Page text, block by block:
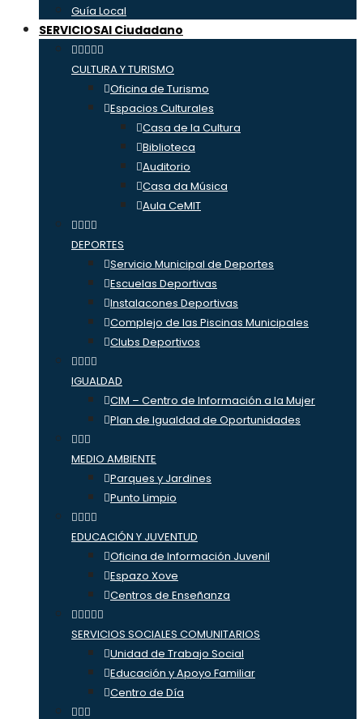
Guía Local
SERVICIOSAl Ciudadano
CULTURA Y TURISMO
Oficina de Turismo
Espacios Culturales
Casa de la Cultura
Biblioteca
Auditorio
Casa da Música
Aula CeMIT
DEPORTES
Servicio Municipal de Deportes
Escuelas Deportivas
Instalacones Deportivas
Complejo de las Piscinas Municipales
Clubs Deportivos
IGUALDAD
CIM – Centro de Información a la Mujer
Plan de Igualdad de Oportunidades
MEDIO AMBIENTE
Parques y Jardines
Punto Limpio
EDUCACIÓN Y JUVENTUD
Oficina de Información Juvenil
Espazo Xove
Centros de Enseñanza
SERVICIOS SOCIALES COMUNITARIOS
Unidad de Trabajo Social
Educación y Apoyo Familiar
Centro de Día